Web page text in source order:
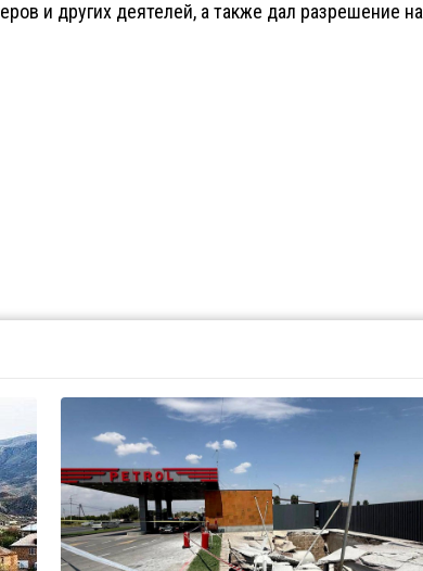
и других деятелей, а также дал разрешение на